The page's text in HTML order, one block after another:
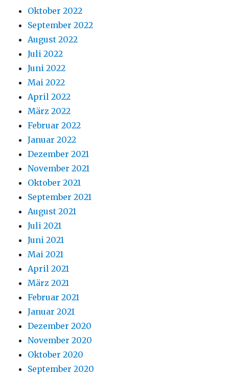
Oktober 2022
September 2022
August 2022
Juli 2022
Juni 2022
Mai 2022
April 2022
März 2022
Februar 2022
Januar 2022
Dezember 2021
November 2021
Oktober 2021
September 2021
August 2021
Juli 2021
Juni 2021
Mai 2021
April 2021
März 2021
Februar 2021
Januar 2021
Dezember 2020
November 2020
Oktober 2020
September 2020